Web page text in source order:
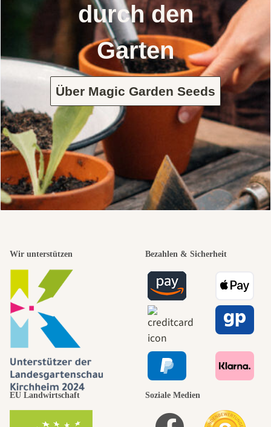
durch den
Garten
Über Magic Garden Seeds
Wir unterstützen Bezahlen & Sicherheit
EU Landwirtschaft Soziale Medien